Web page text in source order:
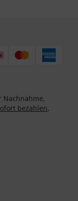
Nachnahme,
bezahlen,